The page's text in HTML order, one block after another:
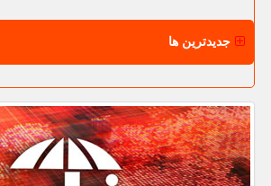
جدیدترین ها